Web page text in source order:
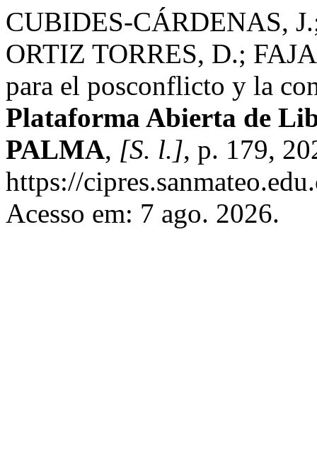
CUBIDES-CÁRDENAS,
ORTIZ TORRES, D.;
para el posconflicto y la
Plataforma Abierta de
PALMA, [S. l.], p. 179,
https://
Acesso em: 7 ago. 2026.